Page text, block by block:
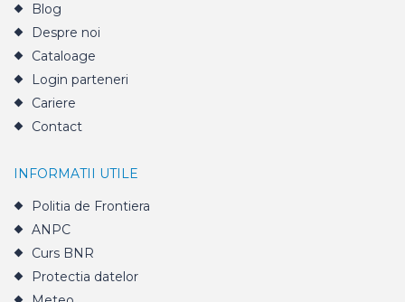
Blog
Despre noi
Cataloage
Login parteneri
Cariere
Contact
INFORMATII UTILE
Politia de Frontiera
ANPC
Curs BNR
Protectia datelor